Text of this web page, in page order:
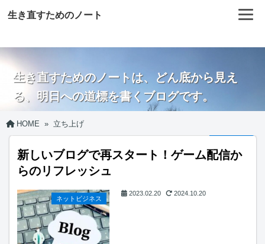
生き直すためのノート
生き直すためのノートは、どん底から見え
る、明日への道標を書くブログです。
HOME » 立ち上げ
新しいブログで再スタート！ゲーム配信か
らのリフレッシュ
ネットビジネス
2023.02.20 2024.10.20